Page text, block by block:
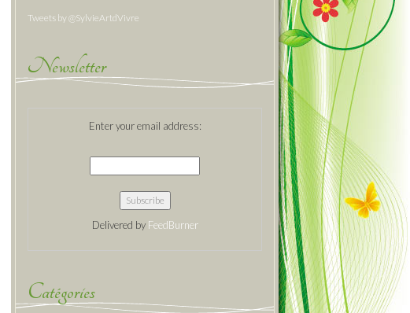
Tweets by @SylvieArtdVivre
Newsletter
Enter your email address:
Delivered by FeedBurner
Catégories